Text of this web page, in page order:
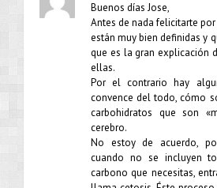
Buenos días Jose,
Antes de nada felicitarte
están muy bien definidas y
que es la gran explicación
ellas.
Por el contrario hay
convence del todo, cómo
carbohidratos que son
cerebro.
No estoy de acuerdo,
cuando no se incluyen
carbono que necesitas,